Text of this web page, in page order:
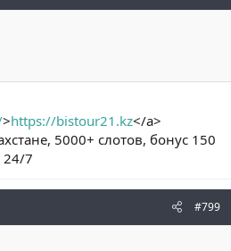
>https://bistour21.kz</a>
5000+ слотов, бонус 150
24/7
#799